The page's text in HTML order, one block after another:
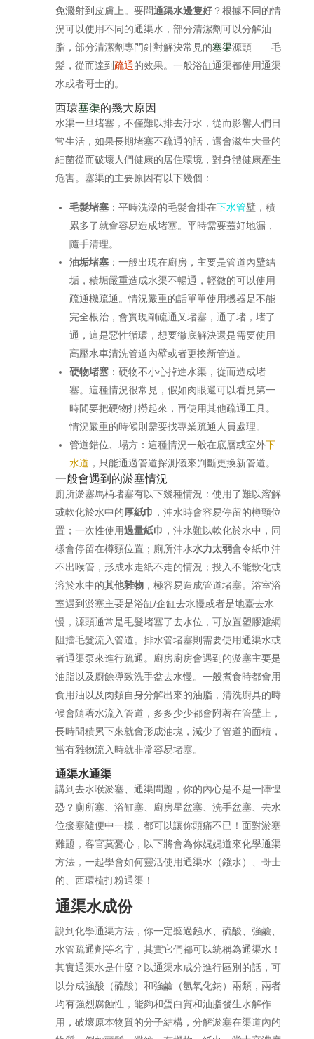
免濺射到皮膚上。要問通渠水邊隻好？根據不同的情
況可以使用不同的通渠水，部分清潔劑可以分解油
脂，部分清潔劑專門針對解決常見的塞渠源頭——毛
髮，從而達到 疏通的效果。一般浴缸通渠都使用通渠
水或者哥士的。
西環塞渠的幾大原因
水渠一旦堵塞，不僅難以排去汙水，從而影響人們日
常生活，如果長期堵塞不疏通的話，還會滋生大量的
細菌從而破壞人們健康的居住環境，對身體健康產生
危害。塞渠的主要原因有以下幾個：
毛髮堵塞：平時洗澡的毛髮會掛在下水管壁，積
累多了就會容易造成堵塞。平時需要蓋好地漏，
隨手清理。
油垢堵塞：一般出現在廚房，主要是管道內壁結
垢，積垢嚴重造成水渠不暢通，輕微的可以使用
疏通機疏通。情況嚴重的話單單使用機器是不能
完全根治，會實現剛疏通又堵塞，通了堵，堵了
通，這是惡性循環，想要徹底解決還是需要使用
高壓水車清洗管道內壁或者更換新管道。
硬物堵塞：硬物不小心掉進水渠，從而造成堵
塞。這種情況很常見，假如肉眼還可以看見第一
時間要把硬物打撈起來，再使用其他疏通工具。
情況嚴重的時候則需要找專業疏通人員處理。
管道錯位、塌方：這種情況一般在底層或室外下
水道 ，只能通過管道探測儀來判斷更換新管道。
一般會遇到的淤塞情況
廁所淤塞馬桶堵塞有以下幾種情況：使用了難以溶解
或軟化於水中的厚紙巾 ，沖水時會容易停留的樽頸位
置；一次性使用過量紙巾 ，沖水難以軟化於水中，同
樣會停留在樽頸位置；廁所沖水水力太弱會令紙巾沖
不出喉管，形成水走紙不走的情況；投入不能軟化或
溶於水中的其他雜物，極容易造成管道堵塞。浴室浴
室遇到淤塞主要是浴缸/企缸去水慢或者是地臺去水
慢，源頭通常是毛髮堵塞了去水位，可放置塑膠濾網
阻擋毛髮流入管道。排水管堵塞則需要使用通渠水或
者通渠泵來進行疏通。廚房廚房會遇到的淤塞主要是
油脂以及廚餘導致洗手盆去水慢。一般煮食時都會用
食用油以及肉類自身分解出來的油脂，清洗廚具的時
候會隨著水流入管道，多多少少都會附著在管壁上，
長時間積累下來就會形成油塊，減少了管道的面積，
當有雜物流入時就非常容易堵塞。
通渠水通渠
講到去水喉淤塞、通渠問題，你的內心是不是一陣惶
恐？廁所塞、浴缸塞、廚房星盆塞、洗手盆塞、去水
位瘀塞隨便中一樣，都可以讓你頭痛不已！面對淤塞
難題，客官莫憂心，以下將會為你娓娓道來化學通渠
方法，一起學會如何靈活使用通渠水（鏹水）、哥士
的、西環梳打粉通渠！
通渠水成份
說到化學通渠方法，你一定聽過鏹水、硫酸、強鹼、
水管疏通劑等名字，其實它們都可以統稱為通渠水！
其實通渠水是什麼？以通渠水成分進行區別的話，可
以分成強酸（硫酸）和強鹼（氫氧化鈉）兩類，兩者
均有強烈腐蝕性，能夠和蛋白質和油脂發生水解作
用，破壞原本物質的分子結構，分解淤塞在渠道內的